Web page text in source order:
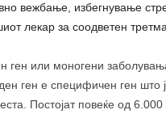
вежбање, избегнување
лекар за соодветен
ген или моногени
ген е специфичен ген што
Постојат повеќе од 6.000